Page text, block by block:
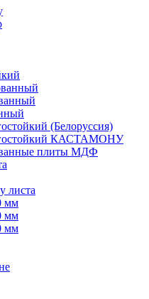
(Белоруссия)
КАСТАМОНУ
плиты МДФ
листа
мм
мм
мм